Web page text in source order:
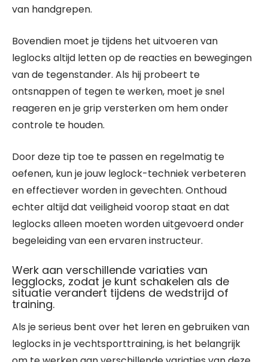
van handgrepen.
Bovendien moet je tijdens het uitvoeren van
leglocks altijd letten op de reacties en bewegingen
van de tegenstander. Als hij probeert te
ontsnappen of tegen te werken, moet je snel
reageren en je grip versterken om hem onder
controle te houden.
Door deze tip toe te passen en regelmatig te
oefenen, kun je jouw leglock-techniek verbeteren
en effectiever worden in gevechten. Onthoud
echter altijd dat veiligheid voorop staat en dat
leglocks alleen moeten worden uitgevoerd onder
begeleiding van een ervaren instructeur.
Werk aan verschillende variaties van
legglocks, zodat je kunt schakelen als de
situatie verandert tijdens de wedstrijd of
training.
Als je serieus bent over het leren en gebruiken van
leglocks in je vechtsporttraining, is het belangrijk